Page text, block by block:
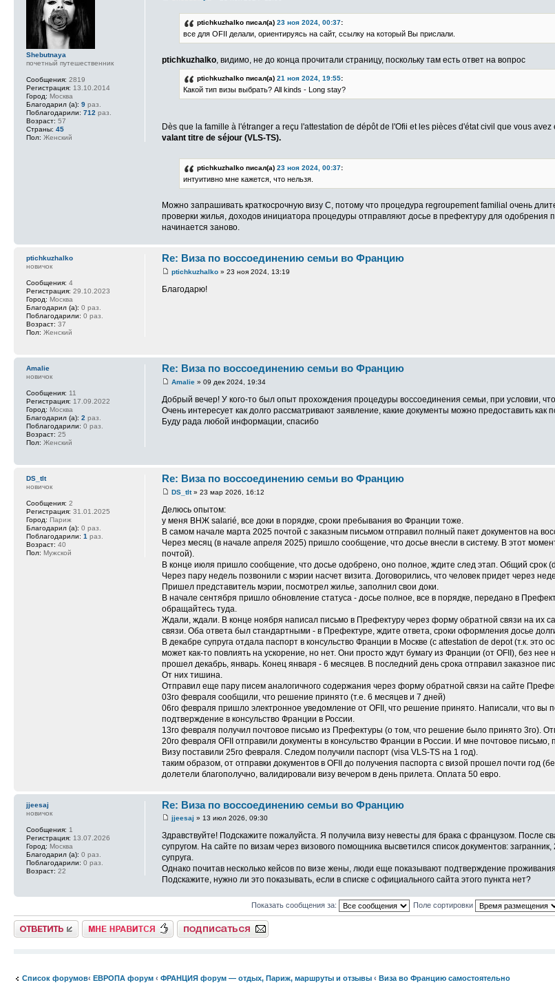
ptichkuzhalko писал(а)23 ноя 2024, 00:37:
все для OFII делали, ориентируясь на сайт, ссылку на который Вы прислали.
ptichkuzhalko , видимо, не до конца прочитали страницу, поскольку там есть ответ на вопрос
ptichkuzhalko писал(а)21 ноя 2024, 19:55:
Какой тип визы выбрать? All kinds - Long stay?
Dès que la famille à l'étranger a reçu l'attestation de dépôt de l'Ofii et les pièces d'état civil que vous
valant titre de séjour (VLS-TS).
ptichkuzhalko писал(а)23 ноя 2024, 00:37:
интуитивно мне кажется, что нельзя.
Можно запрашивать краткосрочную визу С, потому что процедура regroupement familial очень
проверки жилья, доходов инициатора процедуры отправляют досье в префектуру для одобрения
начинается заново.
Shebutnaya
почетный путешественник
Сообщения: 2819
Регистрация: 13.10.2014
Город: Москва
Благодарил (а): 9 раз.
Поблагодарили: 712 раз.
Возраст: 57
Страны: 45
Пол: Женский
Re: Виза по воссоединению семьи во Францию
ptichkuzhalko » 23 ноя 2024, 13:19
Благодарю!
ptichkuzhalko
новичок
Сообщения: 4
Регистрация: 29.10.2023
Город: Москва
Благодарил (а): 0 раз.
Поблагодарили: 0 раз.
Возраст: 37
Пол: Женский
Re: Виза по воссоединению семьи во Францию
Amalie » 09 дек 2024, 19:34
Добрый вечер! У кого-то был опыт прохождения процедуры воссоединения семьи, при условии,
Очень интересует как долго рассматривают заявление, какие документы можно предоставить
Буду рада любой информации, спасибо
Amalie
новичок
Сообщения: 11
Регистрация: 17.09.2022
Город: Москва
Благодарил (а): 2 раз.
Поблагодарили: 0 раз.
Возраст: 25
Пол: Женский
Re: Виза по воссоединению семьи во Францию
DS_tlt» 23 мар 2026, 16:12
Делюсь опытом:
у меня ВНЖ salarié, все доки в порядке, сроки пребывания во Франции тоже.
В самом начале марта 2025 почтой с заказным письмом отправил полный пакет документов на
Через месяц (в начале апреля 2025) пришло сообщение, что досье внесли в систему. В этот
почтой).
В конце июля пришло сообщение, что досье одобрено, оно полное, ждите след этап. Общий срок
Через пару недель позвонили с мэрии насчет визита. Договорились, что человек придет через
Пришел представитель мэрии, посмотрел жилье, заполнил свои доки.
В начале сентября пришло обновление статуса - досье полное, все в порядке, передано в
обращайтесь туда.
Ждали, ждали. В конце ноября написал письмо в Префектуру через форму обратной связи на их
связи. Оба ответа был стандартными - в Префектуре, ждите ответа, сроки оформления досье
В декабре супруга отдала паспорт в консульство Франции в Москве (с attestation de depot (т.к.
может как-то повлиять на ускорение, но нет. Они просто ждут бумагу из Франции (от OFII), без нее
прошел декабрь, январь. Конец января - 6 месяцев. В последний день срока отправил заказное
От них тишина.
Отправил еще пару писем аналогичного содержания через форму обратной связи на сайте
03го февраля сообщили, что решение принято (т.е. 6 месяцев и 7 дней)
06го февраля пришло электронное уведомление от OFII, что решение принято. Написали, что
подтверждение в консульство Франции в России.
13го февраля получил почтовое письмо из Префектуры (о том, что решение было принято 3го).
20го февраля OFII отправили документы в консульство Франции в России. И мне почтовое письмо,
Визу поставили 25го февраля. Следом получили паспорт (visa VLS-TS на 1 год).
таким образом, от отправки документов в OFII до получения паспорта с визой прошел почти год
долетели благополучно, валидировали визу вечером в день прилета. Оплата 50 евро.
DS_tlt
новичок
Сообщения: 2
Регистрация: 31.01.2025
Город: Париж
Благодарил (а): 0 раз.
Поблагодарили: 1 раз.
Возраст: 40
Пол: Мужской
Re: Виза по воссоединению семьи во Францию
jjeesaj » 13 июл 2026, 09:30
Здравствуйте! Подскажите пожалуйста. Я получила визу невесты для брака с французом. После
супругом. На сайте по визам через визового помощника высветился список документов:
супруга.
Однако почитав несколько кейсов по визе жены, люди еще показывают подтверждение
Подскажите, нужно ли это показывать, если в списке с официального сайта этого пункта нет?
jjeesaj
новичок
Сообщения: 1
Регистрация: 13.07.2026
Город: Москва
Благодарил (а): 0 раз.
Поблагодарили: 0 раз.
Возраст: 22
Показать сообщения за: Поле сортировки
Ответить Нравится Подписаться на тему
Список форумов‹ ЕВРОПА форум ‹ ФРАНЦИЯ форум — отдых, Париж, маршруты и отзывы ‹ Виза во Францию самостоятельно